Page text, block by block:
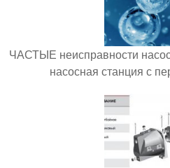
ЧАСТЫЕ неисправности
насосная станция с